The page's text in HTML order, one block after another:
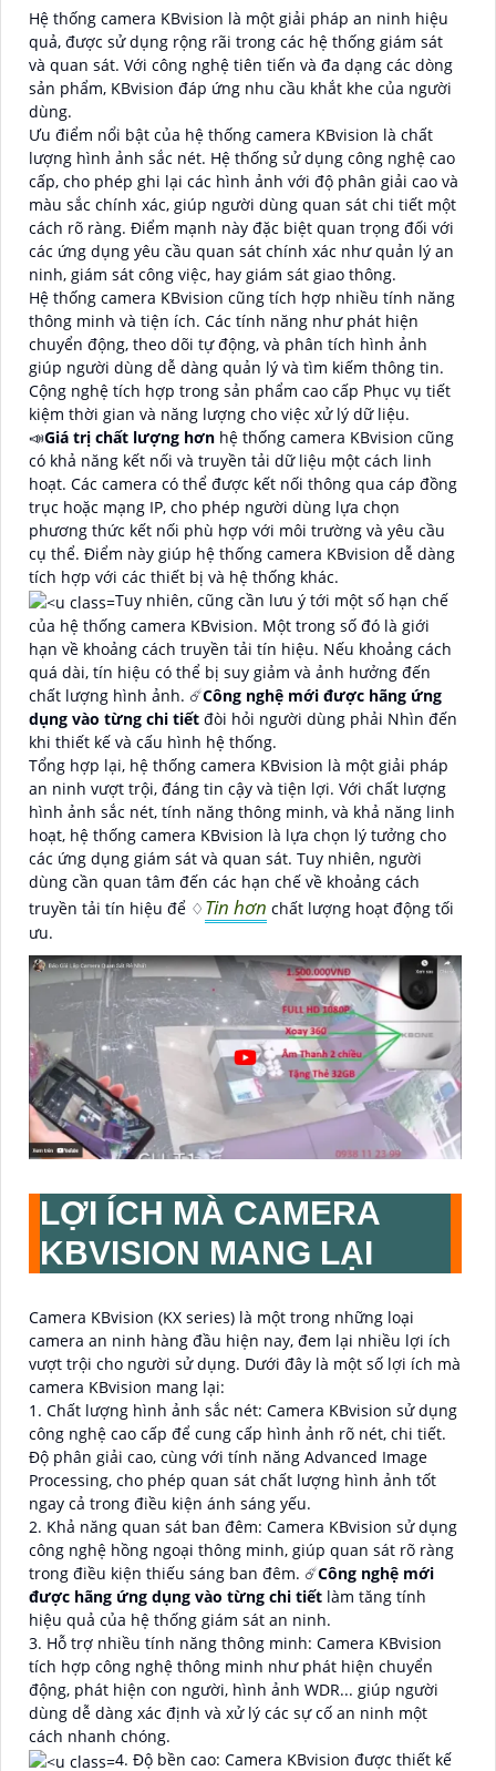
Hệ thống camera KBvision là một giải pháp an ninh hiệu
quả, được sử dụng rộng rãi trong các hệ thống giám sát
và quan sát. Với công nghệ tiên tiến và đa dạng các dòng
sản phẩm, KBvision đáp ứng nhu cầu khắt khe của người
dùng.
Ưu điểm nổi bật của hệ thống camera KBvision là chất
lượng hình ảnh sắc nét. Hệ thống sử dụng công nghệ cao
cấp, cho phép ghi lại các hình ảnh với độ phân giải cao và
màu sắc chính xác, giúp người dùng quan sát chi tiết một
cách rõ ràng. Điểm mạnh này đặc biệt quan trọng đối với
các ứng dụng yêu cầu quan sát chính xác như quản lý an
ninh, giám sát công việc, hay giám sát giao thông.
Hệ thống camera KBvision cũng tích hợp nhiều tính năng
thông minh và tiện ích. Các tính năng như phát hiện
chuyển động, theo dõi tự động, và phân tích hình ảnh
giúp người dùng dễ dàng quản lý và tìm kiếm thông tin.
Cộng nghệ tích hợp trong sản phẩm cao cấp Phục vụ tiết
kiệm thời gian và năng lượng cho việc xử lý dữ liệu.
📣Giá trị chất lượng hơn hệ thống camera KBvision cũng
có khả năng kết nối và truyền tải dữ liệu một cách linh
hoạt. Các camera có thể được kết nối thông qua cáp đồng
trục hoặc mạng IP, cho phép người dùng lựa chọn
phương thức kết nối phù hợp với môi trường và yêu cầu
cụ thể. Điểm này giúp hệ thống camera KBvision dễ dàng
tích hợp với các thiết bị và hệ thống khác.
Tuy nhiên, cũng cần lưu ý tới một số hạn chế
của hệ thống camera KBvision. Một trong số đó là giới
hạn về khoảng cách truyền tải tín hiệu. Nếu khoảng cách
quá dài, tín hiệu có thể bị suy giảm và ảnh hưởng đến
chất lượng hình ảnh. ☄️Công nghệ mới được hãng ứng
dụng vào từng chi tiết đòi hỏi người dùng phải Nhìn đến
khi thiết kế và cấu hình hệ thống.
Tổng hợp lại, hệ thống camera KBvision là một giải pháp
an ninh vượt trội, đáng tin cậy và tiện lợi. Với chất lượng
hình ảnh sắc nét, tính năng thông minh, và khả năng linh
hoạt, hệ thống camera KBvision là lựa chọn lý tưởng cho
các ứng dụng giám sát và quan sát. Tuy nhiên, người
dùng cần quan tâm đến các hạn chế về khoảng cách
truyền tải tín hiệu để ♢ Tin hơn chất lượng hoạt động tối
ưu.
LỢI ÍCH MÀ CAMERA
KBVISION MANG LẠI
Camera KBvision (KX series) là một trong những loại
camera an ninh hàng đầu hiện nay, đem lại nhiều lợi ích
vượt trội cho người sử dụng. Dưới đây là một số lợi ích mà
camera KBvision mang lại:
1. Chất lượng hình ảnh sắc nét: Camera KBvision sử dụng
công nghệ cao cấp để cung cấp hình ảnh rõ nét, chi tiết.
Độ phân giải cao, cùng với tính năng Advanced Image
Processing, cho phép quan sát chất lượng hình ảnh tốt
ngay cả trong điều kiện ánh sáng yếu.
2. Khả năng quan sát ban đêm: Camera KBvision sử dụng
công nghệ hồng ngoại thông minh, giúp quan sát rõ ràng
trong điều kiện thiếu sáng ban đêm. ☄️Công nghệ mới
được hãng ứng dụng vào từng chi tiết làm tăng tính
hiệu quả của hệ thống giám sát an ninh.
3. Hỗ trợ nhiều tính năng thông minh: Camera KBvision
tích hợp công nghệ thông minh như phát hiện chuyển
động, phát hiện con người, hình ảnh WDR... giúp người
dùng dễ dàng xác định và xử lý các sự cố an ninh một
cách nhanh chóng.
4. Độ bền cao: Camera KBvision được thiết kế